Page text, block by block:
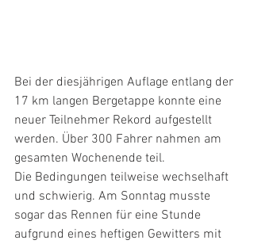
Bei der diesjährigen Auflage entlang der
17 km langen Bergetappe konnte eine
neuer Teilnehmer Rekord aufgestellt
werden. Über 300 Fahrer nahmen am
gesamten Wochenende teil.
Die Bedingungen teilweise wechselhaft
und schwierig. Am Sonntag musste
sogar das Rennen für eine Stunde
aufgrund eines heftigen Gewitters mit